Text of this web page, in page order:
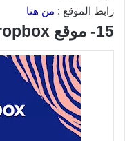
رابط الموقع : من هنا
15- موقع Dropbox